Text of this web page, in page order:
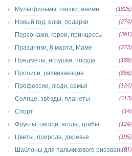
Мультфильмы, сказки, аниме (1825)
Новый год, елки, подарки (274)
Персонажи, герои, принцессы (391)
Праздники, 8 марта, Маме (273)
Предметы, игрушки, посуда (188)
Прописи, развивающие (856)
Профессии, люди, семья (124)
Солнце, звёзды, планеты (113)
Спорт (14)
Фрукты, овощи, ягоды, грибы (124)
Цветы, природа, деревья (195)
Шаблоны для пальчикового рисования(81)